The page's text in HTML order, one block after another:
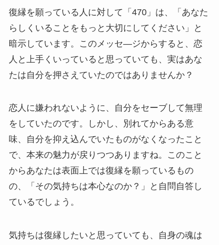
復縁を願っている人に対して「470」は、「あなた
らしくいることをもっと大切にしてください」と
暗示しています。このメッセ―ジからすると、恋
人と上手くいっていると思っていても、実はあな
たは自分を押さえていたのではありませんか？
恋人に嫌われないように、自分をセーブして無理
をしていたのです。しかし、別れてからある意
味、自分を抑え込んでいたものがなくなったこと
で、本来の魅力が戻りつつありますね。このこと
からあなたは表面上では復縁を願っているもの
の、「その気持ちは本心なのか？」と自問自答し
ているでしょう。
気持ちは復縁したいと思っていても、自身の魂は